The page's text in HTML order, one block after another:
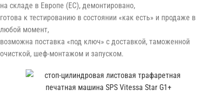
на складе в Европе (ЕС), демонтировано,
готова к тестированию в состоянии «как есть» и продаже в
любой момент,
возможна поставка «под ключ» с доставкой, таможенной
очисткой, шеф-монтажом и запуском.